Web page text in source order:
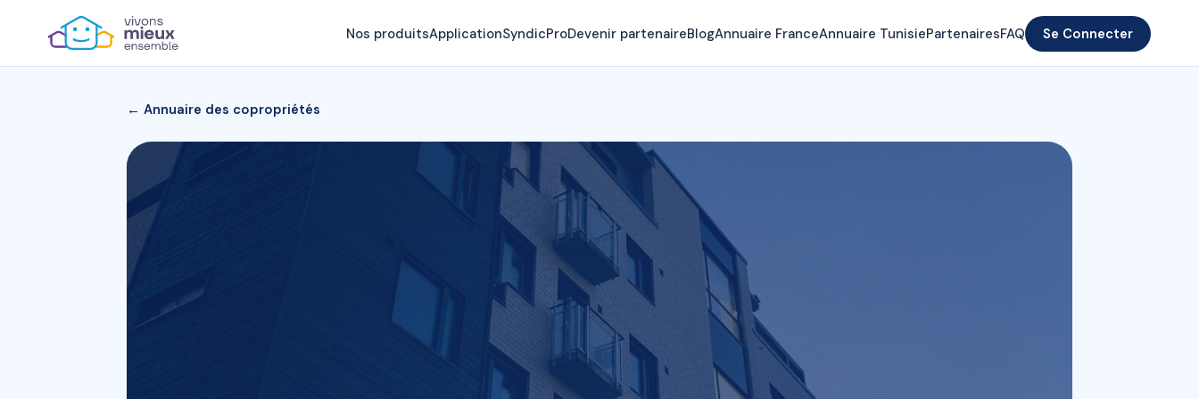
Nos produitsApplicationSyndicProDevenir partenaireBlogAnnuaire FranceAnnuaire TunisiePartenairesFAQ Se Connecter
← Annuaire des copropriétés